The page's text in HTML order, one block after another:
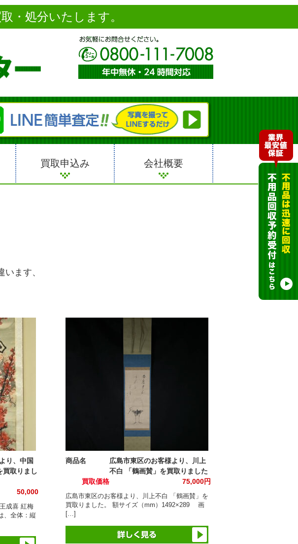
・処分いたします。
買取申込み 会社概要
ます、
り、中国
買取りまし
50,000
成喜 紅梅
、全体：縦
商品名
広島市東区のお客様より、川上
不白 「鶴画賛」を買取りました
買取価格
75,000円
広島市東区のお客様より、川上不白 「鶴画賛」を
買取りました。 額サイズ（mm）1492×289 画
[…]